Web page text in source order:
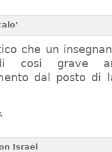
che un
cosi grave
dal posto di
Israel